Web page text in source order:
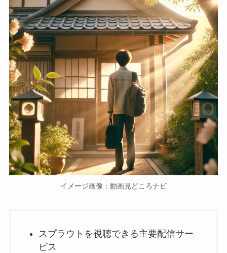
イメージ画像：動画見どころナビ
スプラウトを視聴できる主要配信サー
ビス